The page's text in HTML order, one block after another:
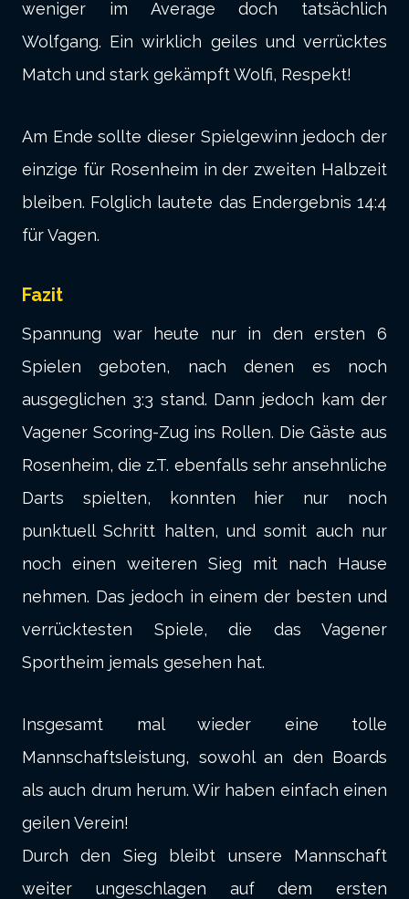
weniger im Average doch tatsächlich
Wolfgang. Ein wirklich geiles und verrücktes
Match und stark gekämpft Wolfi, Respekt!
Am Ende sollte dieser Spielgewinn jedoch der
einzige für Rosenheim in der zweiten Halbzeit
bleiben. Folglich lautete das Endergebnis 14:4
für Vagen.
Fazit
Spannung war heute nur in den ersten 6
Spielen geboten, nach denen es noch
ausgeglichen 3:3 stand. Dann jedoch kam der
Vagener Scoring-Zug ins Rollen. Die Gäste aus
Rosenheim, die z.T. ebenfalls sehr ansehnliche
Darts spielten, konnten hier nur noch
punktuell Schritt halten, und somit auch nur
noch einen weiteren Sieg mit nach Hause
nehmen. Das jedoch in einem der besten und
verrücktesten Spiele, die das Vagener
Sportheim jemals gesehen hat.
Insgesamt mal wieder eine tolle
Mannschaftsleistung, sowohl an den Boards
als auch drum herum. Wir haben einfach einen
geilen Verein!
Durch den Sieg bleibt unsere Mannschaft
weiter ungeschlagen auf dem ersten